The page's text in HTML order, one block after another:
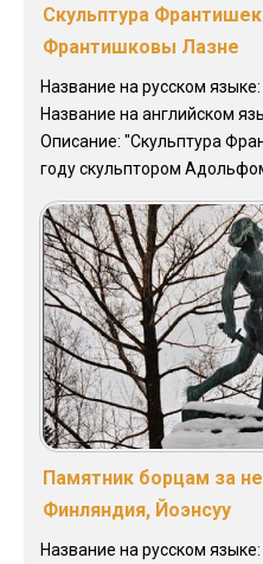
Скульптура
Франтишковы Лазне
Название на русском
Название на английском
Описание: "Скульптура
году скульптором
Памятник борцам за
Финляндия, Йоэнсуу
Название на русском